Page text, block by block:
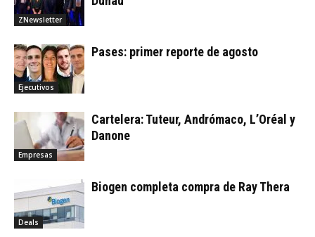
ZNewsletter
Ejecutivos
Pases: primer reporte de agosto
Empresas
Cartelera: Tuteur, Andrómaco, L’Oréal y
Danone
Deals
Biogen completa compra de Ray Thera